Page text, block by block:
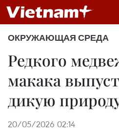
ОКРУЖАЮЩАЯ СРЕДА
Редкого
макака
дикую
20/05/2026 02:14